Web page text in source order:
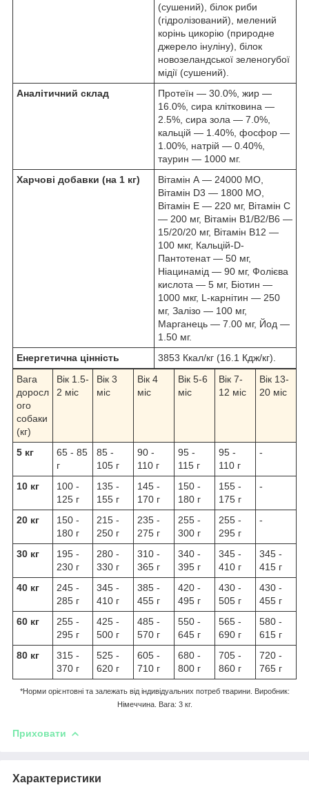
(сушений), білок риби
(гідролізований), мелений
корінь цикорію (природне
джерело інуліну), білок
новозеландської зеленогубої
мідії (сушений).
Аналітичний склад
Протеїн — 30.0%, жир —
16.0%, сира клітковина —
2.5%, сира зола — 7.0%,
кальцій — 1.40%, фосфор —
1.00%, натрій — 0.40%,
таурин — 1000 мг.
Харчові добавки (на 1 кг)
Вітамін А — 24000 МО,
Вітамін D3 — 1800 МО,
Вітамін Е — 220 мг, Вітамін С
— 200 мг, Вітамін B1/B2/B6 —
15/20/20 мг, Вітамін В12 —
100 мкг, Кальцій-D-
Пантотенат — 50 мг,
Ніацинамід — 90 мг, Фолієва
кислота — 5 мг, Біотин —
1000 мкг, L-карнітин — 250
мг, Залізо — 100 мг,
Марганець — 7.00 мг, Йод —
1.50 мг.
Енергетична цінність
3853 Ккал/кг (16.1 Кдж/кг).
Вага
доросл
ого
собаки
(кг)
Вік 1.5-
2 міс
Вік 3
міс
Вік 4
міс
Вік 5-6
міс
Вік 7-
12 міс
Вік 13-
20 міс
5 кг
65 - 85
г
85 -
105 г
90 -
110 г
95 -
115 г
95 -
110 г
-
10 кг
100 -
125 г
135 -
155 г
145 -
170 г
150 -
180 г
155 -
175 г
-
20 кг
150 -
180 г
215 -
250 г
235 -
275 г
255 -
300 г
255 -
295 г
-
30 кг
195 -
230 г
280 -
330 г
310 -
365 г
340 -
395 г
345 -
410 г
345 -
415 г
40 кг
245 -
285 г
345 -
410 г
385 -
455 г
420 -
495 г
430 -
505 г
430 -
455 г
60 кг
255 -
295 г
425 -
500 г
485 -
570 г
550 -
645 г
565 -
690 г
580 -
615 г
80 кг
315 -
370 г
525 -
620 г
605 -
710 г
680 -
800 г
705 -
860 г
720 -
765 г
*Норми орієнтовні та залежать від індивідуальних потреб тварини. Виробник:
Німеччина. Вага: 3 кг.
Приховати
Характеристики